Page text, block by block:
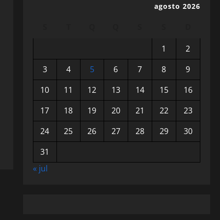
agosto 2026
1
2
3
4 5 6 7 8
9
10
11 12 13 14 15
16
17
18 19 20 21 22
23
24
25 26 27 28 29
30
31
« jul